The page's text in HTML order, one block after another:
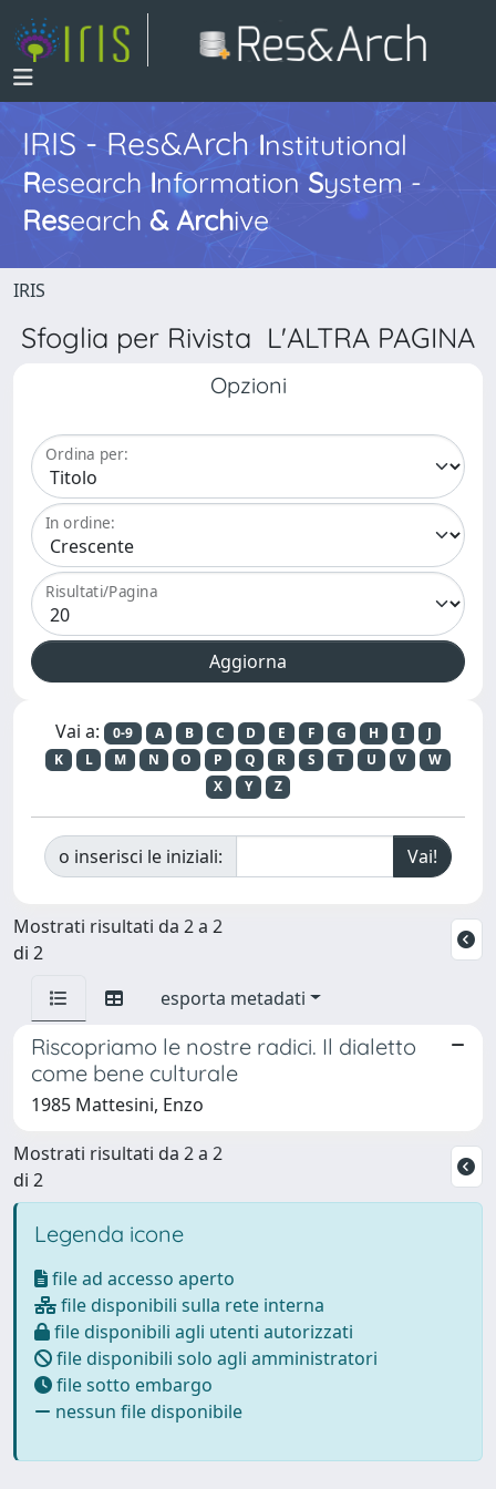
IRIS - Res&ArchInstitutional
Research InformationSystem -
Research & Archive
IRIS
Sfoglia per Rivista L'ALTRA PAGINA
Opzioni
Ordina per:
In ordine:
Risultati/Pagina
Vai a: 0-9 A B C D E F G H I
J
K
L M N O P Q R S T U V
W
X
Y Z
o inserisci le iniziali:
Mostrati risultati da 2 a 2
di 2
esporta metadati
Riscopriamo le nostre radici. Il dialetto
come bene culturale
1985 Mattesini, Enzo
Mostrati risultati da 2 a 2
di 2
Legenda icone
file ad accesso aperto
file disponibili sulla rete interna
file disponibili agli utenti autorizzati
file disponibili solo agli amministratori
file sotto embargo
nessun file disponibile